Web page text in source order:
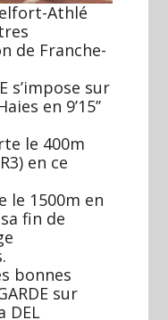
Athlé
de Franche-
s’impose sur
en 9’15’’
le 400m
en ce
le 1500m en
fin de
bonnes
sur
DEL